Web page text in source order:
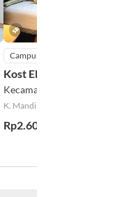
Campur
Kost Elements Tipe
Kecamatan Grogol
K. Mandi Dalam
Rp2.600.000